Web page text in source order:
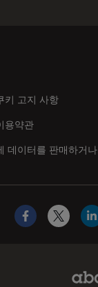
키 고지 사항
데이터를 판매하거
용약관
Facebook
X